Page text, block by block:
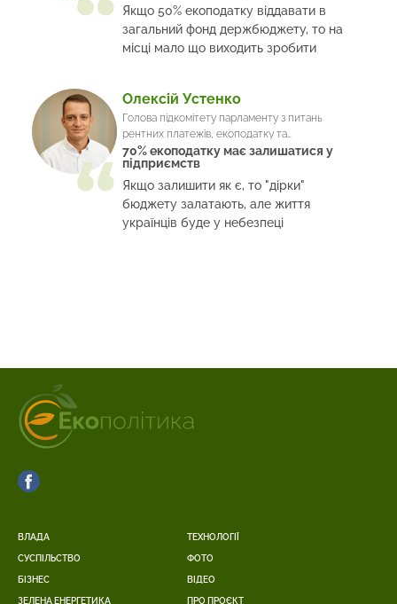
Якщо 50% екоподатку віддавати в
загальний фонд держбюджету, то на
місці мало що виходить зробити
Олексій Устенко
Голова підкомітету парламенту з питань
рентних платежів, екоподатку та
оподаткування АПК
70% екоподатку має залишатися у
підприємств
Якщо залишити як є, то "дірки"
бюджету залатають, але життя
українців буде у небезпеці
ВЛАДА
СУСПІЛЬСТВО
БІЗНЕС
ЗЕЛЕНА ЕНЕРГЕТИКА
ТЕХНОЛОГІЇ
ФОТО
ВІДЕО
ПРО ПРОЄКТ